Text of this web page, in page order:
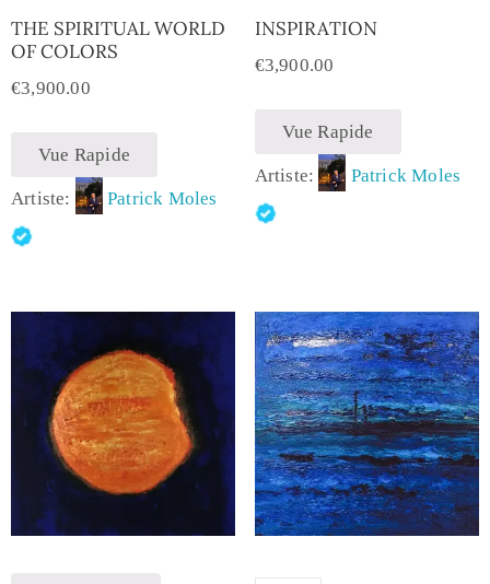
THE SPIRITUAL WORLD
OF COLORS
€3,900.00
Vue Rapide
Artiste: Patrick Moles
INSPIRATION
€3,900.00
Vue Rapide
Artiste: Patrick Moles